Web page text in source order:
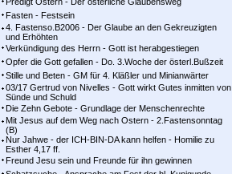
Fasten - Festsein
4. Fastenso.B2006 - Der Glaube an den Gekreuzigten
und Erhöhten
Verkündigung des Herrn - Gott ist herabgestiegen
Opfer die Gott gefallen - Do. 3.Woche der österl.Bußzeit
Stille und Beten - GM für 4. Kläßler und Minianwärter
03/17 Gertrud von Nivelles - Gott wirkt Gutes inmitten von
Sünde und Schuld
Die Zehn Gebote - Grundlage der Menschenrechte
Mit Jesus auf dem Weg nach Ostern - 2.Fastensonntag
(B)
Nur Jahwe - der ICH-BIN-DA kann helfen - Homilie zu
Esther 4,17 ff.
Freund Jesu sein und Freunde für ihn gewinnen